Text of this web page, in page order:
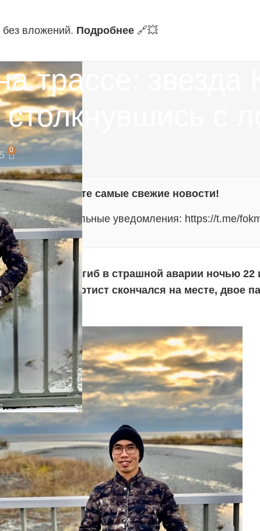
без вложений. Подробнее 🔗‍💥
трассе: звезда
с
0
и получите самые свежие новости!
там моментальные уведомления: https://t.me/
Гуляев погиб в страшной аварии ночью
Артист скончался на месте, двое